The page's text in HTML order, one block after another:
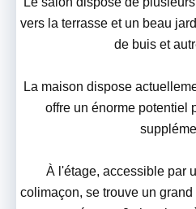
vers la terrasse et un beau
de buis et
La maison dispose
offre un énorme potentiel
À l'étage, accessible par
colimaçon, se trouve un